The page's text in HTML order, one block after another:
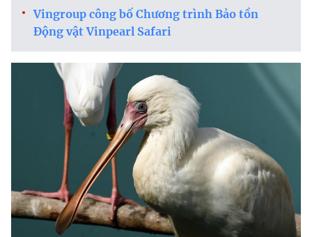
Vingroup công bố Chương trình Bảo tồn
Động vật Vinpearl Safari